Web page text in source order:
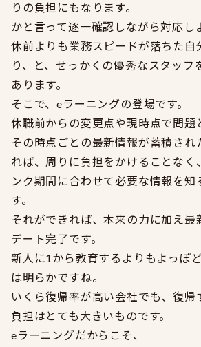
りの負担にもなります。
かと言って逐一確認しながら対応し
休前よりも業務スピードが落ちた自
り、と、せっかくの優秀なスタッフ
あります。
そこで、eラーニングの登場です。
休職前からの変更点や現時点で問題
その時点ごとの最新情報が蓄積され
れば、周りに負担をかけることなく
ンク期間に合わせて必要な情報を知
す。
それができれば、本来の力に加え最
デート完了です。
新人に1から教育するよりもよっぽ
は明らかですね。
いくら復帰率が高い会社でも、復帰
負担はとても大きいものです。
eラーニングだからこそ、